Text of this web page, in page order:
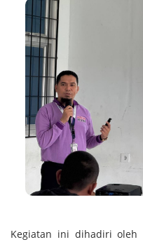
Kegiatan ini dihadiri oleh